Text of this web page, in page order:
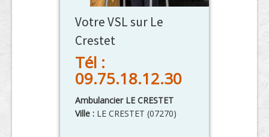
Votre VSL sur Le
Crestet
Tél :
09.75.18.12.30
Ambulancier LE CRESTET
Ville : LE CRESTET (07270)